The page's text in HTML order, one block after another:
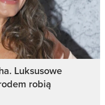
Luksusowe
robią